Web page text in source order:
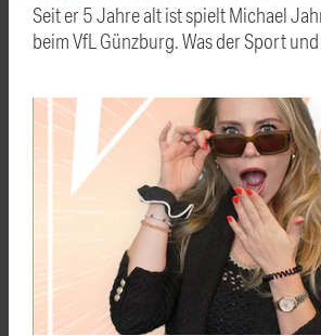
Seit er 5 Jahre alt ist spielt Michael
beim VfL Günzburg. Was der Sport